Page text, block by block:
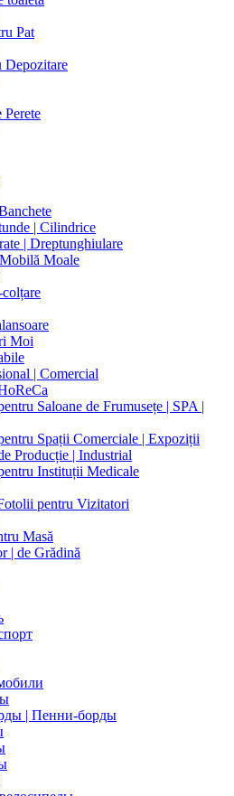
Pat
Depozitare
Perete
| Cilindrice
| Dreptunghiulare
Moale
Moi
| Comercial
Saloane de Frumusețe | SPA |
Spații Comerciale | Expoziții
Producție | Industrial
Instituții Medicale
pentru Vizitatori
Masă
| de Grădină
| Пенни-борды